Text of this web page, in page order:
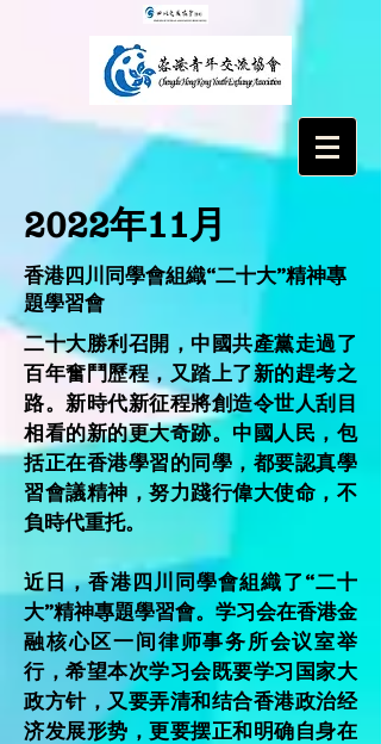
2022年11月
香港四川同學會組織“二十大”精神專
題學習會
二十大勝利召開，中國共產黨走過了
百年奮鬥歷程，又踏上了新的趕考之
路。新時代新征程將創造令世人刮目
相看的新的更大奇跡。中國人民，包
括正在香港學習的同學，都要認真學
習會議精神，努力踐行偉大使命，不
負時代重托。
近日，香港四川同學會組織了“二十
大”精神專題學習會。学习会在香港金
融核心区一间律师事务所会议室举
行，希望本次学习会既要学习国家大
政方针，又要弄清和结合香港政治经
济发展形势，更要摆正和明确自身在